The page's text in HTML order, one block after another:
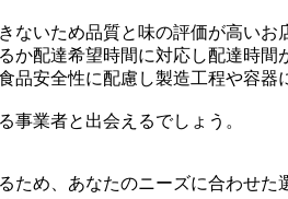
ないため品質と味の評価が高いお
か配達希望時間に対応し配達時間
品安全性に配慮し製造工程や容器
事業者と出会えるでしょう。
め、あなたのニーズに合わせた